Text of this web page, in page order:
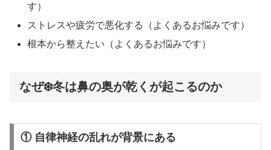
す）
ストレスや疲労で悪化する（よくあるお悩みです）
根本から整えたい（よくあるお悩みです）
なぜ❄️冬は鼻の奥が乾くが起こるのか
① 自律神経の乱れが背景にある